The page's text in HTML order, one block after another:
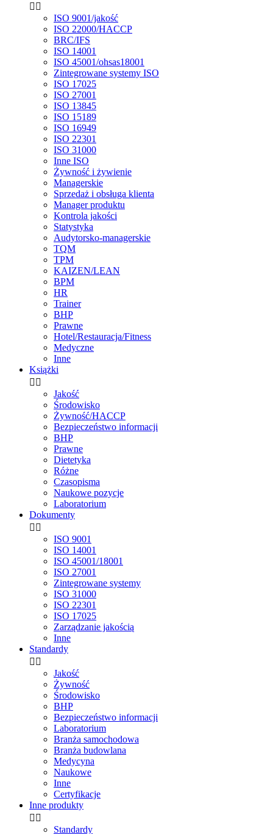
 
ISO 9001/jakość
ISO 22000/HACCP
BRC/IFS
ISO 14001
ISO 45001/ohsas18001
Zintegrowane systemy ISO
ISO 17025
ISO 27001
ISO 13845
ISO 15189
ISO 16949
ISO 22301
ISO 31000
Inne ISO
Żywność i żywienie
Managerskie
Sprzedaż i obsługa klienta
Manager produktu
Kontrola jakości
Statystyka
Audytorsko-managerskie
TQM
TPM
KAIZEN/LEAN
BPM
HR
Trainer
BHP
Prawne
Hotel/Restauracja/Fitness
Medyczne
Inne
Książki
 
Jakość
Środowisko
Żywność/HACCP
Bezpieczeństwo informacji
BHP
Prawne
Dietetyka
Różne
Czasopisma
Naukowe pozycje
Laboratorium
Dokumenty
 
ISO 9001
ISO 14001
ISO 45001/18001
ISO 27001
Zintegrowane systemy
ISO 31000
ISO 22301
ISO 17025
Zarządzanie jakością
Inne
Standardy
 
Jakość
Żywność
Środowisko
BHP
Bezpieczeństwo informacji
Laboratorium
Branża samochodowa
Branża budowlana
Medycyna
Naukowe
Inne
Certyfikacje
Inne produkty
 
Standardy